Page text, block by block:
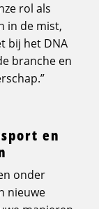
rol als
in de mist,
bij het DNA
branche en
en
onder
nieuwe